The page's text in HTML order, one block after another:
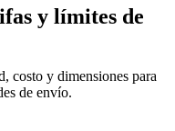
y límites de
costo y dimensiones para
de envío.